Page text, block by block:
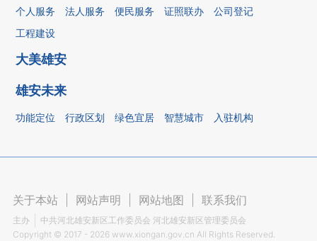
个人服务 法人服务 便民服务 证照联办
公司登记
工程建设
大美雄安
雄安未来
功能定位 行政区划 绿色宜居 智慧城市 入驻机构
关于本站 网站声明 网站地图 联系我们
主办
中共河北雄安新区工作委员会 河北雄安新区管理委员会
Copyright © 2017 - 2026 www.xiongan.gov.cn All Rights Reserved.